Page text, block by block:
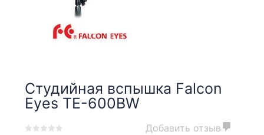
Студийная вспышка Falcon
Eyes TE-600BW
Добавить отзыв